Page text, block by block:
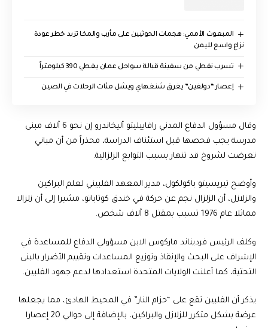
المبعوث الأممي: هجمات الحوثيين على مأرب والمخا تزيد خطر عودة
نزاع واسع لليمن
تسرب نفطي من سفينة قبالة سواحل عمان يغطي 390 كيلومتراً
إعصار “دولفين” يغرق شنغهاي ويشل مئات الرحلات في الصين
وقال مسؤول الدفاع المدني رافاييليتو أليخاندرو إن نحو 6 آلاف مبنى
مدرسة يجب فحصها قبل استئناف الدراسة، محذراً من أن مباني
تعرضت لشروخ قد تنهار بسبب التوابع الزلزالية.
وأوضح تيريسيتو باكولكول، مدير المعهد الفلبيني لعلم البراكين
والزلازل، أن الزلزال نجم عن حركة في خندق كوتاباتو، مشيرا إلى أن زلزالا
مماثلا عام 1976 تسبب بمقتل 8 آلاف شخص.
وكلف الرئيس فرديناند ماركوس الابن مسؤولي الدفاع للمساعدة في
الإشراف على البحث والإنقاذ وتوزيع المساعدات وتقييم الأضرار بالبنى
التحتية، كما أعلنت الولايات المتحدة استعدادها لدعم جهود الفلبين.
يذكر أن الفلبين تقع على “حزام النار” في المحيط الهادئ، مما يجعلها
عرضة بشكل متكرر للزلازل والبراكين، بالإضافة إلى حوالي 20 إعصارا